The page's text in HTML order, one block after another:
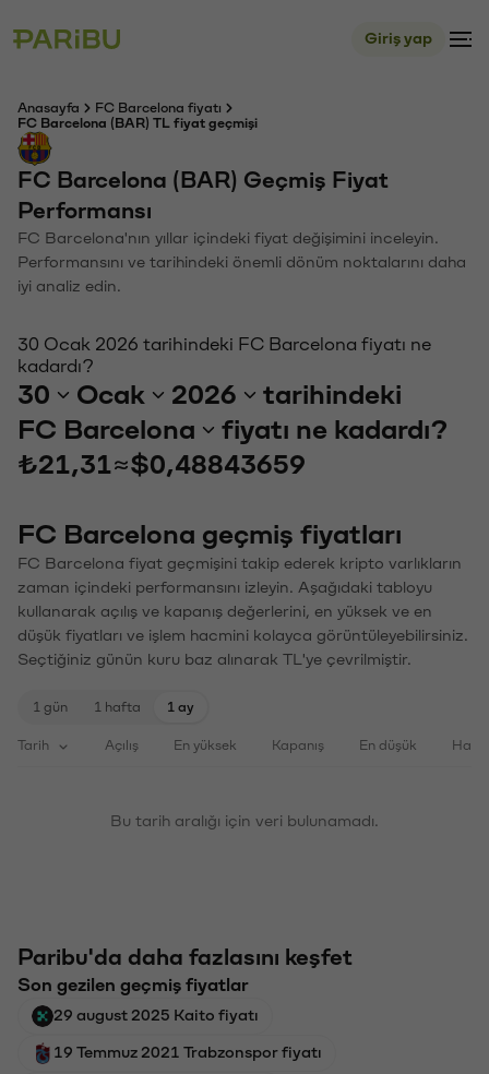
Giriş yap
Anasayfa
FC Barcelona fiyatı
FC Barcelona (BAR) TL fiyat geçmişi
FC Barcelona (BAR) Geçmiş Fiyat
Performansı
FC Barcelona'nın yıllar içindeki fiyat değişimini inceleyin.
Performansını ve tarihindeki önemli dönüm noktalarını daha
iyi analiz edin.
30 Ocak 2026 tarihindeki FC Barcelona fiyatı ne
kadardı?
30 Ocak 2026
tarihindeki
FC Barcelona
fiyatı ne kadardı?
₺21,31≈$0,48843659
FC Barcelona geçmiş fiyatları
FC Barcelona fiyat geçmişini takip ederek kripto varlıkların
zaman içindeki performansını izleyin. Aşağıdaki tabloyu
kullanarak açılış ve kapanış değerlerini, en yüksek ve en
düşük fiyatları ve işlem hacmini kolayca görüntüleyebilirsiniz.
Seçtiğiniz günün kuru baz alınarak TL'ye çevrilmiştir.
1 gün 1 hafta 1 ay
Tarih Açılış En yüksek Kapanış En düşük
Bu tarih aralığı için veri bulunamadı.
Paribu'da daha fazlasını keşfet
Son gezilen geçmiş fiyatlar
29 august 2025 Kaito fiyatı
19 Temmuz 2021 Trabzonspor fiyatı